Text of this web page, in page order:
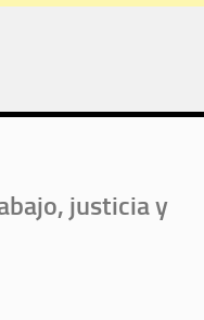
justicia y